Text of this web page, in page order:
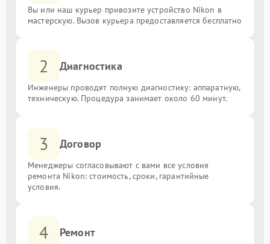
Вы или наш курьер привозите устройство Nikon в
мастерскую. Вызов курьера предоставляется бесплатно
2 Диагностика
Инженеры проводят полную диагностику: аппаратную,
техническую. Процедура занимает около 60 минут.
3 Договор
Менеджеры согласовывают с вами все условия
ремонта Nikon: стоимость, сроки, гарантийные
условия.
4 Ремонт